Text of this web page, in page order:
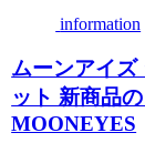
information
ムーンアイズ
ット 新商品
MOONEYES